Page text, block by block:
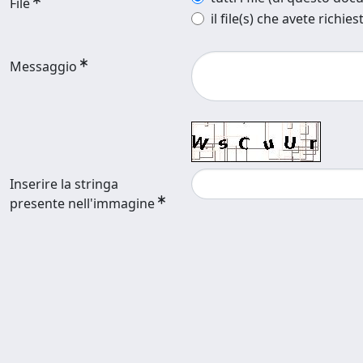
il file(s) che avete
Messaggio
Inserire la stringa
presente nell'immagine